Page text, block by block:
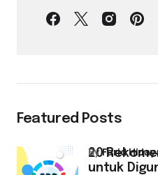
Featured Posts
20
untuk
byFarid